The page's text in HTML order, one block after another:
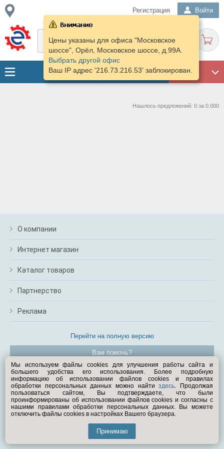
Регистрация Войти
ГАРАЖ
Цены указаны для офиса "Московское
шоссе", Орёл, Московское шоссе, д.99А.
Выбрать другой офис
Ваш IP адрес '216.73.216.53' заблокирован.
Нашлось предложений: 0 за 0.000
О компании
Интернет магазин
Каталог товаров
Партнерство
Реклама
Перейти на полную версию
Вам помочь?
© Exist.ru 1998—2026
Мы используем файлы cookies для улучшения работы сайта и
большего удобства его использования. Более подробную
информацию об использовании файлов cookies и правилах
обработки персональных данных можно найтиздесь. Продолжая
пользоваться сайтом, Вы подтверждаете, что были
проинформированы об использовании файлов cookies и согласны с
нашими правилами обработки персональных данных. Вы можете
отключить файлы cookies в настройках Вашего браузера.
Принимаю